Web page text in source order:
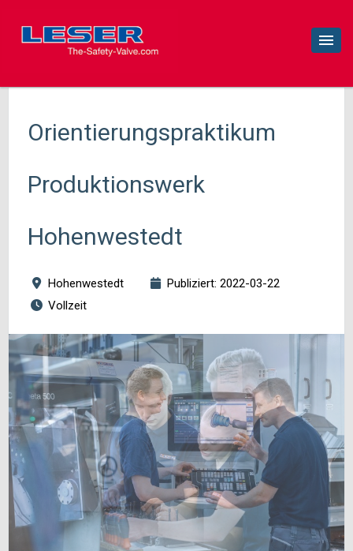
Orientierungspraktikum
Produktionswerk
Hohenwestedt
Hohenwestedt
Vollzeit
Publiziert: 2022-03-22